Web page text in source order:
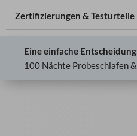
Zertifizierungen & Testurteile
Eine einfache
100 Nächte Probeschlafen